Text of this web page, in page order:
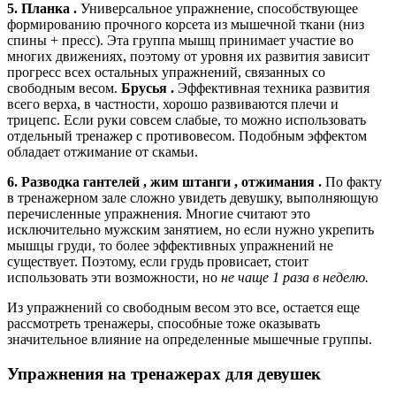
5. Планка . Универсальное упражнение, способствующее
формированию прочного корсета из мышечной ткани (низ
спины + пресс). Эта группа мышц принимает участие во
многих движениях, поэтому от уровня их развития зависит
прогресс всех остальных упражнений, связанных со
свободным весом. Брусья . Эффективная техника развития
всего верха, в частности, хорошо развиваются плечи и
трицепс. Если руки совсем слабые, то можно использовать
отдельный тренажер с противовесом. Подобным эффектом
обладает отжимание от скамьи.
6. Разводка гантелей , жим штанги , отжимания . По факту
в тренажерном зале сложно увидеть девушку, выполняющую
перечисленные упражнения. Многие считают это
исключительно мужским занятием, но если нужно укрепить
мышцы груди, то более эффективных упражнений не
существует. Поэтому, если грудь провисает, стоит
использовать эти возможности, но не чаще 1 раза в неделю.
Из упражнений со свободным весом это все, остается еще
рассмотреть тренажеры, способные тоже оказывать
значительное влияние на определенные мышечные группы.
Упражнения на тренажерах для девушек